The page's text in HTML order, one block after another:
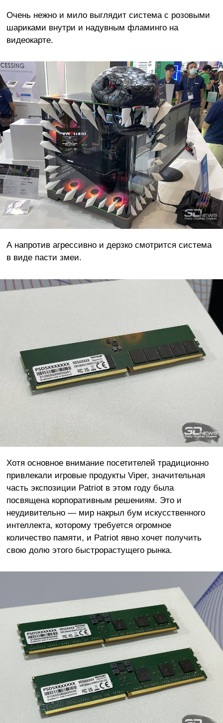
Очень нежно и мило выглядит система с розовыми
шариками внутри и надувным фламинго на
видеокарте.
А напротив агрессивно и дерзко смотрится система
в виде пасти змеи.
Хотя основное внимание посетителей традиционно
привлекали игровые продукты Viper, значительная
часть экспозиции Patriot в этом году была
посвящена корпоративным решениям. Это и
неудивительно — мир накрыл бум искусственного
интеллекта, которому требуется огромное
количество памяти, и Patriot явно хочет получить
свою долю этого быстрорастущего рынка.